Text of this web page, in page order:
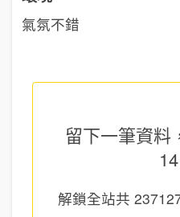
氣氛不錯
留下一筆資料
解鎖全站共